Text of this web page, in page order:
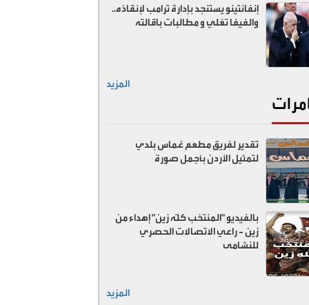
إنفانتينو يستنجد بإدارة ترامب لإنقاذه..
والفيفا تغلي و مطالبات باقالته
المزيد
تقدير لفريق مطعم غماس بلدي
لتمثيل الأردن بأجمل صورة
بالفيديو "المنتخب كلّه زين" إهداء من
زين - راعي الاتصالات الحصري
للنشامى
المزيد